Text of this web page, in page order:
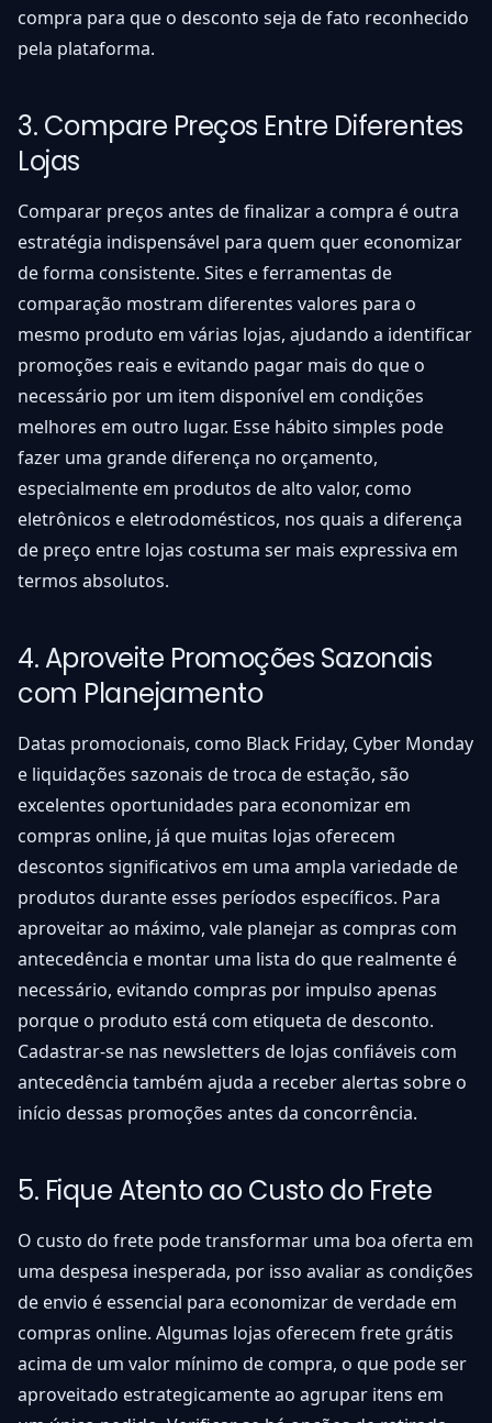
compra para que o desconto seja de fato reconhecido
pela plataforma.
3. Compare Preços Entre Diferentes
Lojas
Comparar preços antes de finalizar a compra é outra
estratégia indispensável para quem quer economizar
de forma consistente. Sites e ferramentas de
comparação mostram diferentes valores para o
mesmo produto em várias lojas, ajudando a identificar
promoções reais e evitando pagar mais do que o
necessário por um item disponível em condições
melhores em outro lugar. Esse hábito simples pode
fazer uma grande diferença no orçamento,
especialmente em produtos de alto valor, como
eletrônicos e eletrodomésticos, nos quais a diferença
de preço entre lojas costuma ser mais expressiva em
termos absolutos.
4. Aproveite Promoções Sazonais
com Planejamento
Datas promocionais, como Black Friday, Cyber Monday
e liquidações sazonais de troca de estação, são
excelentes oportunidades para economizar em
compras online, já que muitas lojas oferecem
descontos significativos em uma ampla variedade de
produtos durante esses períodos específicos. Para
aproveitar ao máximo, vale planejar as compras com
antecedência e montar uma lista do que realmente é
necessário, evitando compras por impulso apenas
porque o produto está com etiqueta de desconto.
Cadastrar-se nas newsletters de lojas confiáveis com
antecedência também ajuda a receber alertas sobre o
início dessas promoções antes da concorrência.
5. Fique Atento ao Custo do Frete
O custo do frete pode transformar uma boa oferta em
uma despesa inesperada, por isso avaliar as condições
de envio é essencial para economizar de verdade em
compras online. Algumas lojas oferecem frete grátis
acima de um valor mínimo de compra, o que pode ser
aproveitado estrategicamente ao agrupar itens em